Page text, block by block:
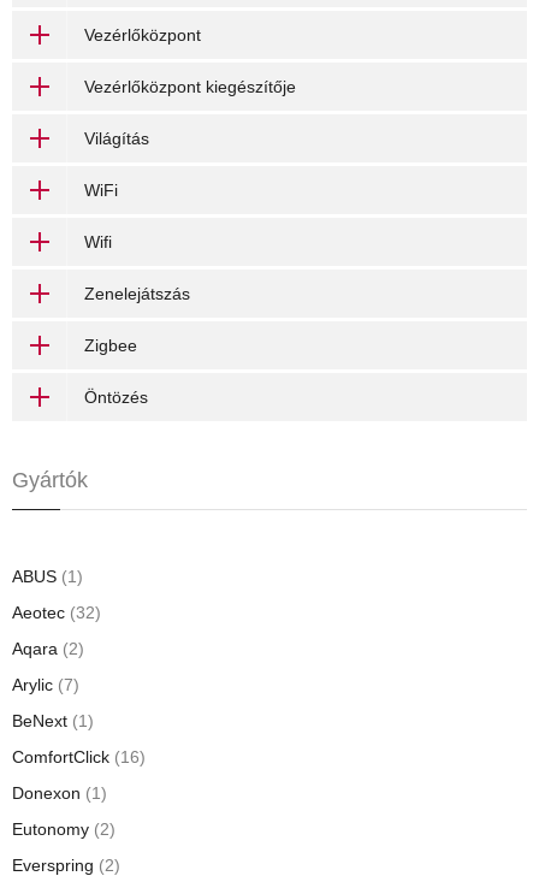
Vezérlőközpont
Vezérlőközpont kiegészítője
Világítás
WiFi
Wifi
Zenelejátszás
Zigbee
Öntözés
Gyártók
ABUS (1)
Aeotec (32)
Aqara (2)
Arylic (7)
BeNext (1)
ComfortClick (16)
Donexon (1)
Eutonomy (2)
Everspring (2)